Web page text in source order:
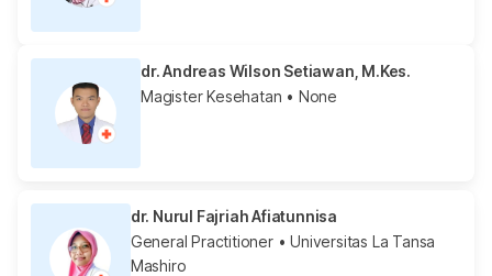
dr. Andreas Wilson Setiawan, M.Kes.
Magister Kesehatan • None
dr. Nurul Fajriah Afiatunnisa
General Practitioner• Universitas La Tansa
Mashiro